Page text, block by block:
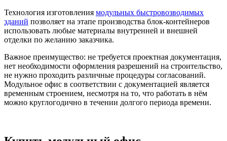
Технология изготовления модульных быстровозводимых
зданий позволяет на этапе производства блок-контейнеров
использовать любые материалы внутренней и внешней
отделки по желанию заказчика.
Важное преимущество: не требуется проектная документация,
нет необходимости оформления разрешений на строительство,
не нужно проходить различные процедуры согласований.
Модульное офис в соответствии с документацией является
временным строением, несмотря на то, что работать в нём
можно круглогодично в течении долгого периода времени.